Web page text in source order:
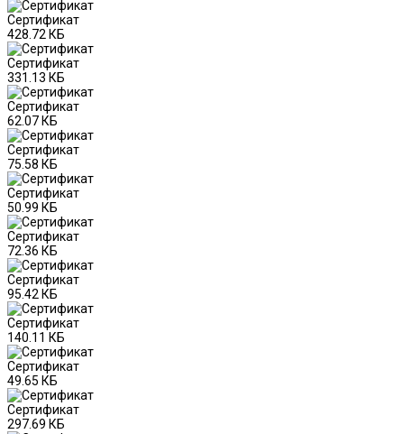
Сертификат
428.72 КБ
Сертификат
331.13 КБ
Сертификат
62.07 КБ
Сертификат
75.58 КБ
Сертификат
50.99 КБ
Сертификат
72.36 КБ
Сертификат
95.42 КБ
Сертификат
140.11 КБ
Сертификат
49.65 КБ
Сертификат
297.69 КБ